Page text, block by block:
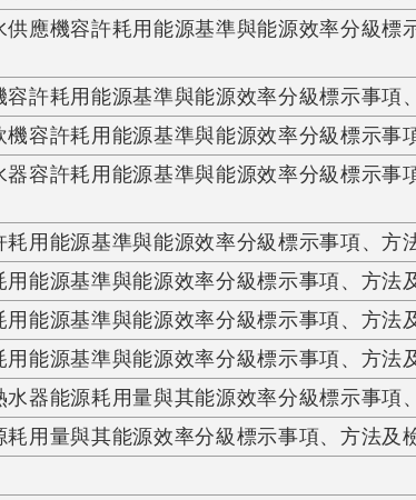
供應機容許耗用能源基準與能源效率分級標
容許耗用能源基準與能源效率分級標示事項
機容許耗用能源基準與能源效率分級標示事
器容許耗用能源基準與能源效率分級標示事
耗用能源基準與能源效率分級標示事項、方
用能源基準與能源效率分級標示事項、方法
用能源基準與能源效率分級標示事項、方法
用能源基準與能源效率分級標示事項、方法
水器能源耗用量與其能源效率分級標示事項
耗用量與其能源效率分級標示事項、方法及